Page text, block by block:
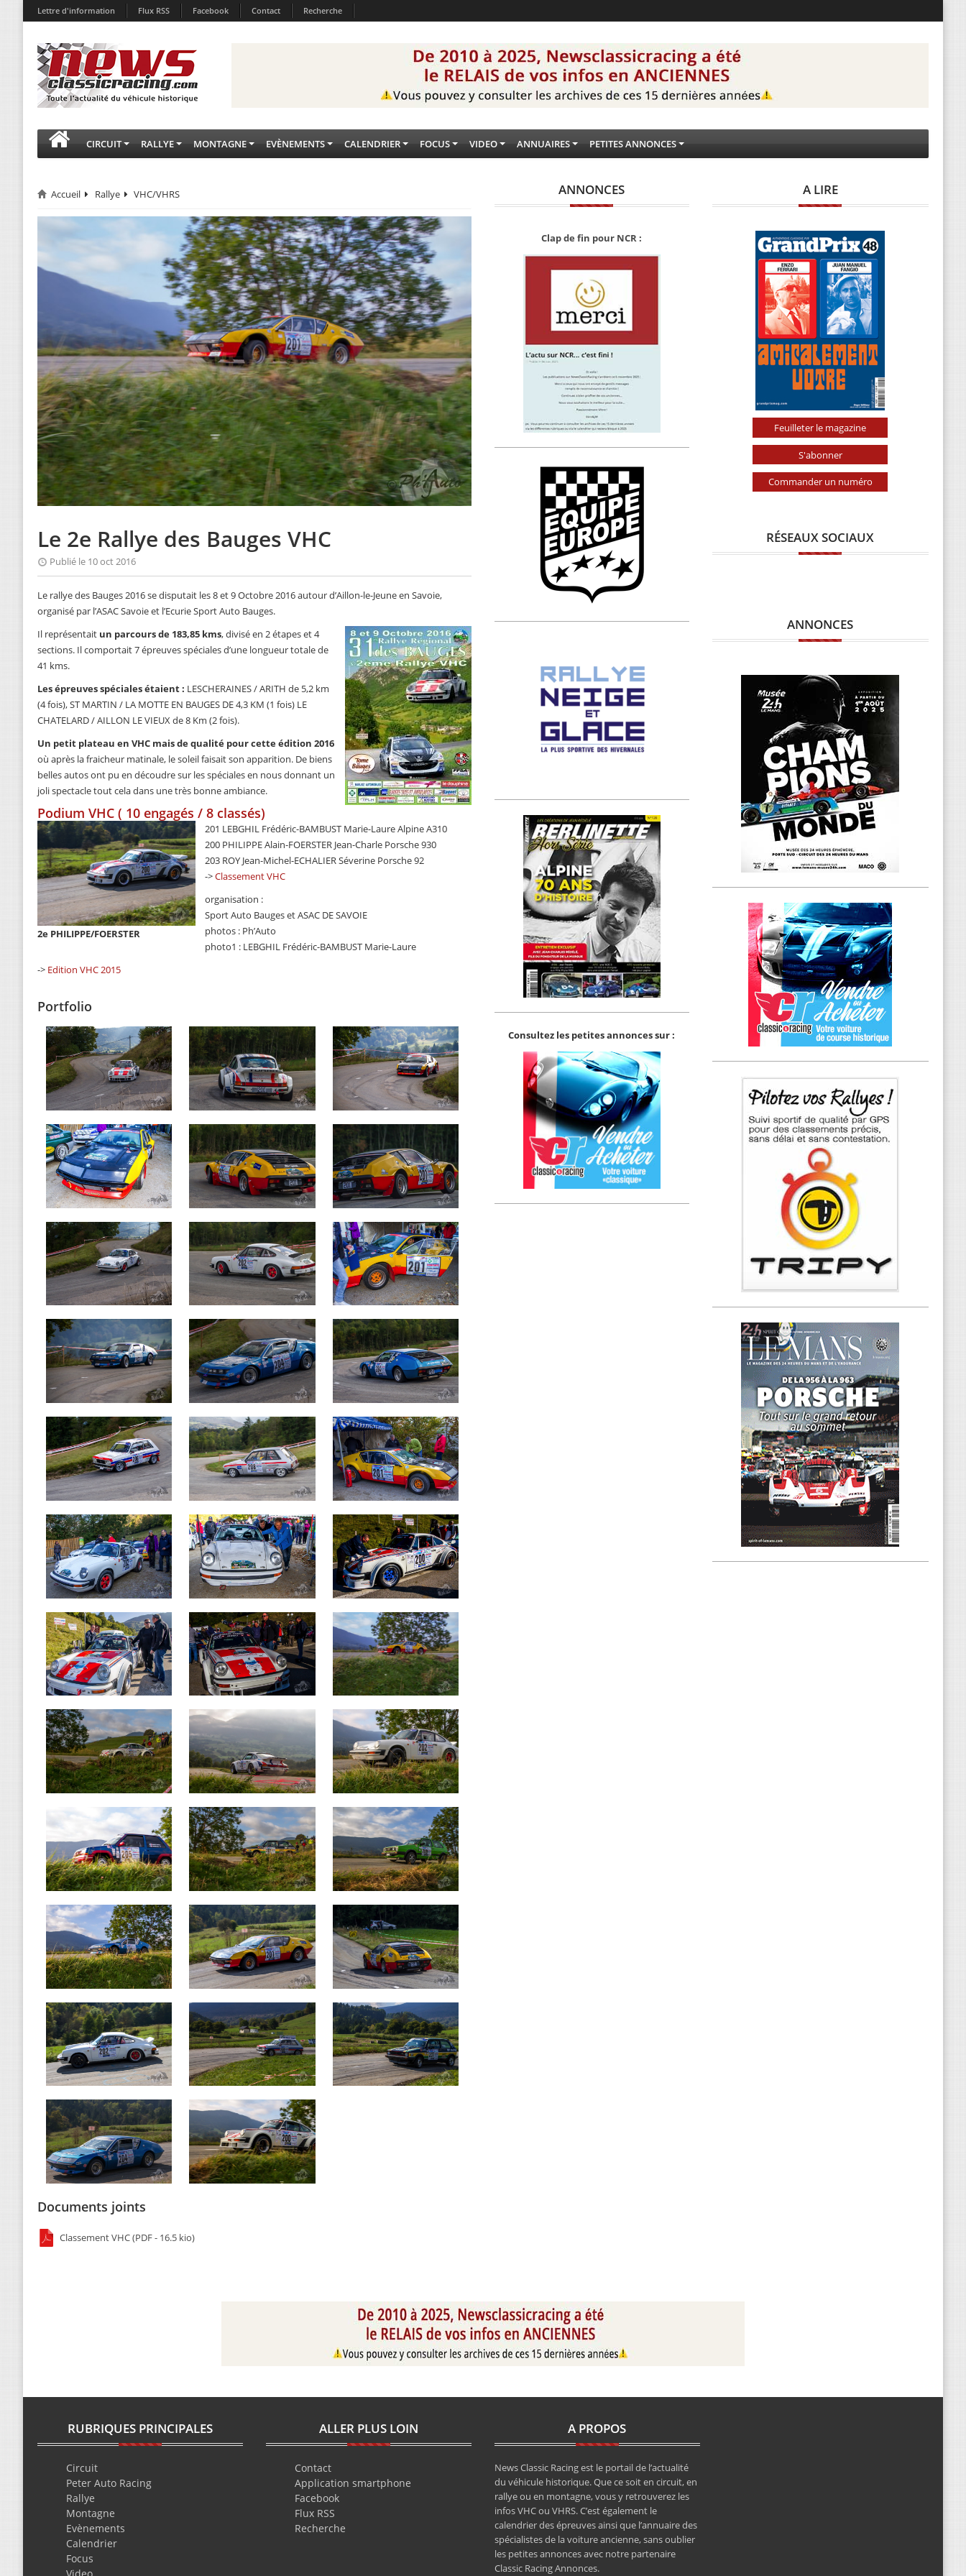
Lettre d'information Flux RSS Facebook Contact Recherche
CIRCUIT RALLYE MONTAGNE EVÈNEMENTS CALENDRIER FOCUS VIDEO ANNUAIRES PETITES ANNONCES
Accueil Rallye VHC/VHRS
Le 2e Rallye des Bauges VHC
Publié le 10 oct 2016
Le rallye des Bauges 2016 se disputait les 8 et 9 Octobre 2016 autour d’Aillon-le-Jeune en Savoie,
organisé par l’ASAC Savoie et l’Ecurie Sport Auto Bauges.
Il représentait un parcours de 183,85 kms, divisé en 2 étapes et 4
sections. Il comportait 7 épreuves spéciales d’une longueur totale de
41 kms.
Les épreuves spéciales étaient : LESCHERAINES / ARITH de 5,2 km
(4 fois), ST MARTIN / LA MOTTE EN BAUGES DE 4,3 KM (1 fois) LE
CHATELARD / AILLON LE VIEUX de 8 Km (2 fois).
Un petit plateau en VHC mais de qualité pour cette édition 2016
où après la fraicheur matinale, le soleil faisait son apparition. De biens
belles autos ont pu en découdre sur les spéciales en nous donnant un
joli spectacle tout cela dans une très bonne ambiance.
Podium VHC ( 10 engagés / 8 classés)
2e PHILIPPE/FOERSTER
201 LEBGHIL Frédéric-BAMBUST Marie-Laure Alpine A310
200 PHILIPPE Alain-FOERSTER Jean-Charle Porsche 930
203 ROY Jean-Michel-ECHALIER Séverine Porsche 92
->Classement VHC
organisation :
Sport Auto Bauges et ASAC DE SAVOIE
photos : Ph’Auto
photo1 : LEBGHIL Frédéric-BAMBUST Marie-Laure
-> Edition VHC 2015
Portfolio
Documents joints
Classement VHC (PDF - 16.5 kio)
ANNONCES
Clap de fin pour NCR :
Consultez les petites annonces sur :
A LIRE
Feuilleter le magazine
S'abonner
Commander un numéro
RÉSEAUX SOCIAUX
ANNONCES
RUBRIQUES PRINCIPALES
Circuit
Peter Auto Racing
Rallye
Montagne
Evènements
Calendrier
Focus
ALLER PLUS LOIN
Contact
Application smartphone
Facebook
Flux RSS
Recherche
A PROPOS
News Classic Racing est le portail de l’actualité
du véhicule historique. Que ce soit en circuit, en
rallye ou en montagne, vous y retrouverez les
infos VHC ou VHRS. C’est également le
calendrier des épreuves ainsi que l’annuaire des
spécialistes de la voiture ancienne, sans oublier
les petites annonces avec notre partenaire
Classic Racing Annonces.